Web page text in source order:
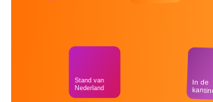
Stand van
Nederland
In de